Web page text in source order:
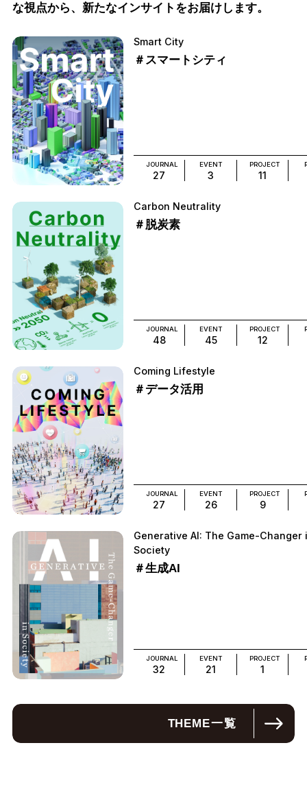
な視点から、新たなインサイトをお届けします。
Smart City
＃スマートシティ
JOURNAL
27
EVENT
3
PROJECT
11
Carbon Neutrality
＃脱炭素
JOURNAL
48
EVENT
45
PROJECT
12
Coming Lifestyle
＃データ活用
JOURNAL
27
EVENT
26
PROJECT
9
Generative AI: The Game-Changer
Society
＃生成AI
JOURNAL
32
EVENT
21
PROJECT
1
THEME一覧